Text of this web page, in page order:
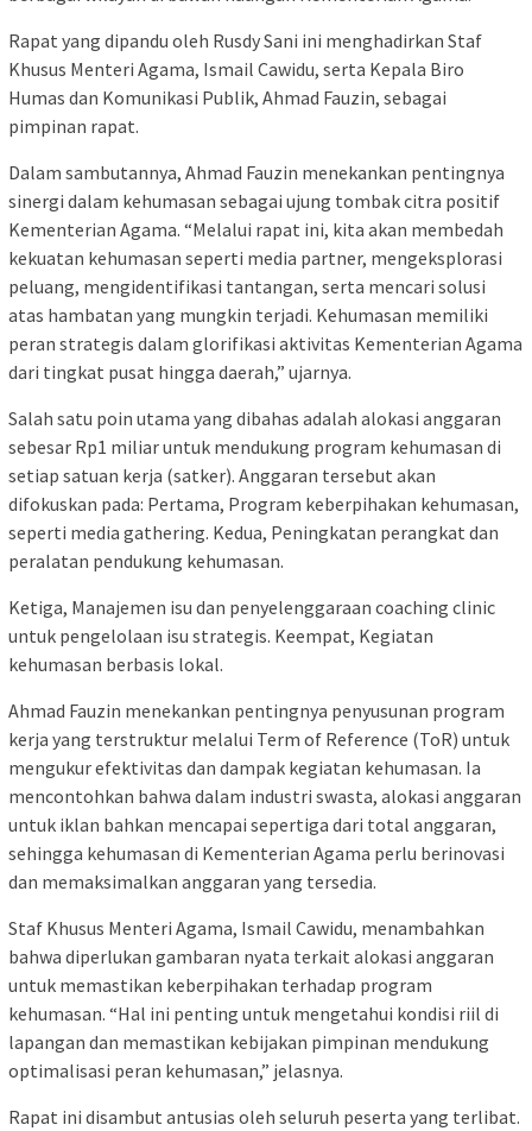
Rapat yang dipandu oleh Rusdy Sani ini menghadirkan Staf
Khusus Menteri Agama, Ismail Cawidu, serta Kepala Biro
Humas dan Komunikasi Publik, Ahmad Fauzin, sebagai
pimpinan rapat.
Dalam sambutannya, Ahmad Fauzin menekankan pentingnya
sinergi dalam kehumasan sebagai ujung tombak citra positif
Kementerian Agama. “Melalui rapat ini, kita akan membedah
kekuatan kehumasan seperti media partner, mengeksplorasi
peluang, mengidentifikasi tantangan, serta mencari solusi
atas hambatan yang mungkin terjadi. Kehumasan memiliki
peran strategis dalam glorifikasi aktivitas Kementerian Agama
dari tingkat pusat hingga daerah,” ujarnya.
Salah satu poin utama yang dibahas adalah alokasi anggaran
sebesar Rp1 miliar untuk mendukung program kehumasan di
setiap satuan kerja (satker). Anggaran tersebut akan
difokuskan pada: Pertama, Program keberpihakan kehumasan,
seperti media gathering. Kedua, Peningkatan perangkat dan
peralatan pendukung kehumasan.
Ketiga, Manajemen isu dan penyelenggaraan coaching clinic
untuk pengelolaan isu strategis. Keempat, Kegiatan
kehumasan berbasis lokal.
Ahmad Fauzin menekankan pentingnya penyusunan program
kerja yang terstruktur melalui Term of Reference (ToR) untuk
mengukur efektivitas dan dampak kegiatan kehumasan. Ia
mencontohkan bahwa dalam industri swasta, alokasi anggaran
untuk iklan bahkan mencapai sepertiga dari total anggaran,
sehingga kehumasan di Kementerian Agama perlu berinovasi
dan memaksimalkan anggaran yang tersedia.
Staf Khusus Menteri Agama, Ismail Cawidu, menambahkan
bahwa diperlukan gambaran nyata terkait alokasi anggaran
untuk memastikan keberpihakan terhadap program
kehumasan. “Hal ini penting untuk mengetahui kondisi riil di
lapangan dan memastikan kebijakan pimpinan mendukung
optimalisasi peran kehumasan,” jelasnya.
Rapat ini disambut antusias oleh seluruh peserta yang terlibat.